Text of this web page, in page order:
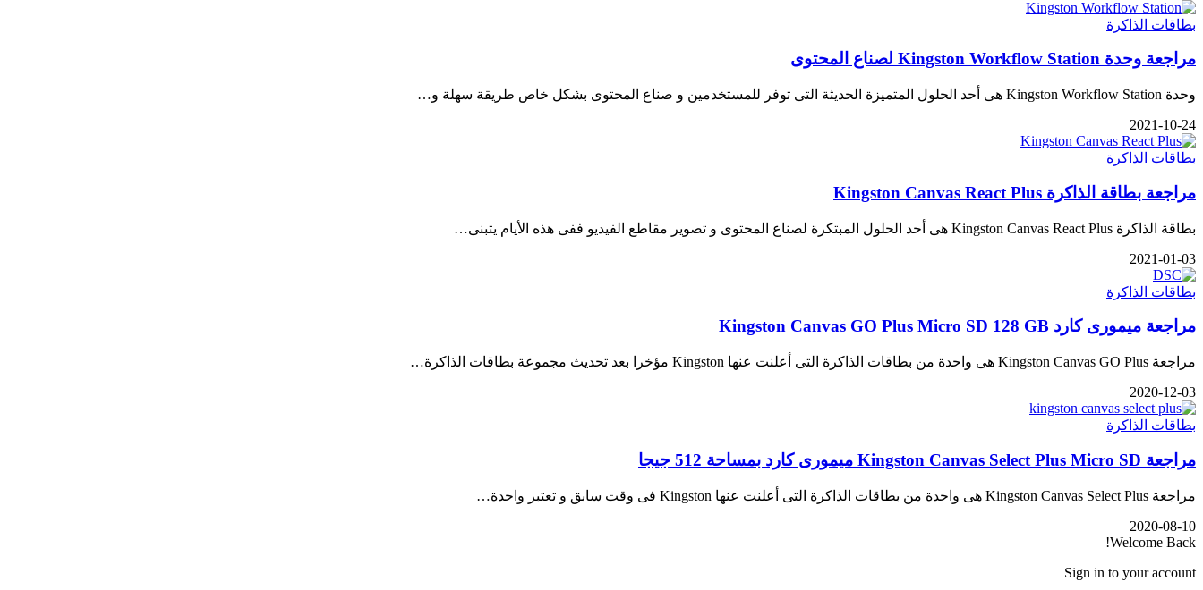
بطاقات الذاكرة
مراجعة وحدة Kingston Workflow Station لصناع المحتوى
وحدة Kingston Workflow Station هى أحد الحلول المتميزة الحديثة التى توفر للمستخدمين و صناع المحتوى بشكل خاص طريقة سهلة و…
2021-10-24
بطاقات الذاكرة
مراجعة بطاقة الذاكرة Kingston Canvas React Plus
بطاقة الذاكرة Kingston Canvas React Plus هى أحد الحلول المبتكرة لصناع المحتوى و تصوير مقاطع الفيديو ففى هذه الأيام يتبنى…
2021-01-03
بطاقات الذاكرة
مراجعة ميمورى كارد Kingston Canvas GO Plus Micro SD 128 GB
مراجعة Kingston Canvas GO Plus هى واحدة من بطاقات الذاكرة التى أعلنت عنها Kingston مؤخرا بعد تحديث مجموعة بطاقات الذاكرة…
2020-12-03
بطاقات الذاكرة
مراجعة Kingston Canvas Select Plus Micro SD ميمورى كارد بمساحة 512 جيجا
مراجعة Kingston Canvas Select Plus هى واحدة من بطاقات الذاكرة التى أعلنت عنها Kingston فى وقت سابق و تعتبر واحدة…
2020-08-10
Welcome Back!
Sign in to your account